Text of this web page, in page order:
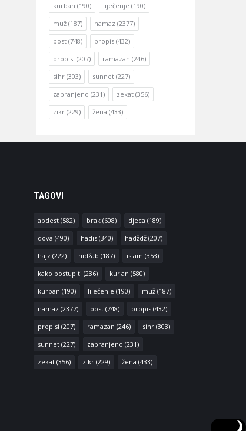
kurban (190) liječenje (190)
muž (187) namaz (2377)
post (748) propis (432)
propisi (207) ramazan (246)
sihr (303) sunnet (227)
zabranjeno (231) zekat (356)
zikr (229) žena (433)
TAGOVI
abdest(582) brak(608) djeca (189)
dova (490) hadis(340) hadždž(207)
hajz (222) hidžab (187) islam (353)
kako postupiti (236) kur'an (580)
kurban (190) liječenje (190) muž(187)
namaz (2377) post(748) propis(432)
propisi (207) ramazan (246) sihr(303)
sunnet(227) zabranjeno (231)
zekat(356) zikr(229) žena (433)